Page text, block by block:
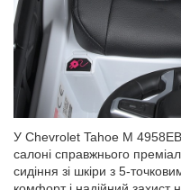
У Chevrolet Tahoe M
салоні справжнього
сидіння зі шкіри з 5-